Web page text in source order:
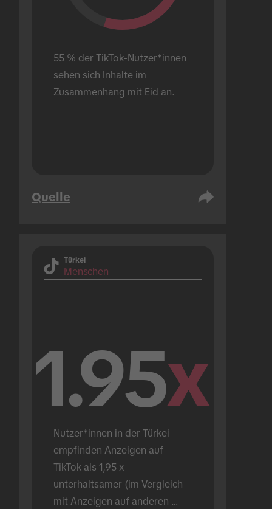
55 % der TikTok-Nutzer*innen
sehen sich Inhalte im
Zusammenhang mit Eid an.
Quelle
Türkei
Menschen
1.95x
Nutzer*innen in der Türkei
empfinden Anzeigen auf
TikTok als 1,95 x
unterhaltsamer (im Vergleich
mit Anzeigen auf anderen